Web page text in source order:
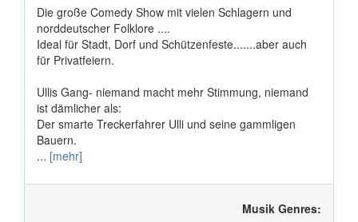
Die große Comedy Show mit vielen Schlagern und
norddeutscher Folklore ....
Ideal für Stadt, Dorf und Schützenfeste.......aber auch
für Privatfeiern.
Ullis Gang- niemand macht mehr Stimmung, niemand
ist dämlicher als:
Der smarte Treckerfahrer Ulli und seine gammligen
Bauern.
... [mehr]
Musik Genres: